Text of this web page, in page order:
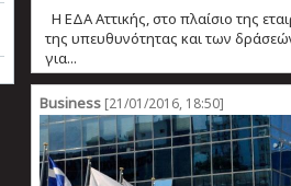
Η ΕΔΑ Αττικής, στο πλαίσιο της
της υπευθυνότητας και των
για...
Business[21/01/2016, 18:50]